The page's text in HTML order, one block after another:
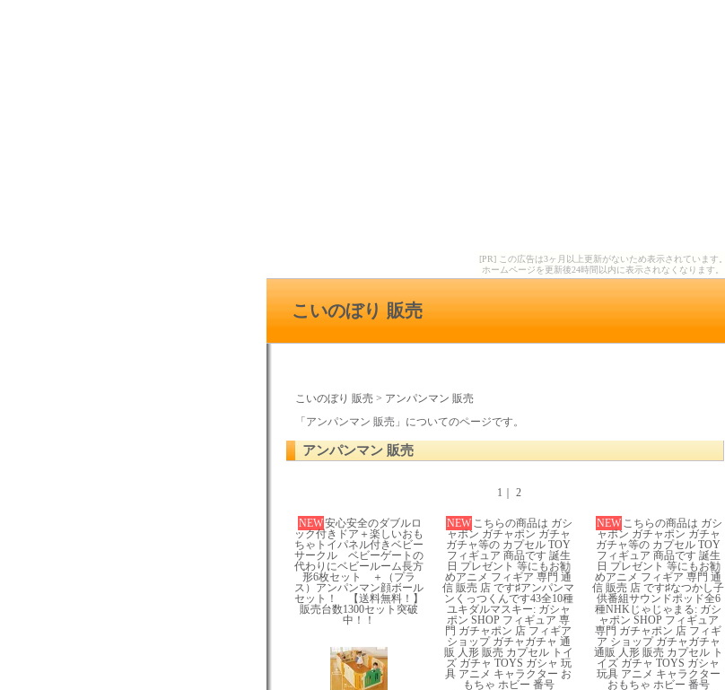
[PR] この広告は3ヶ月以上更新がないため表示されています。
ホームページを更新後24時間以内に表示されなくなります。
こいのぼり 販売
こいのぼり 販売 > アンパンマン 販売
「アンパンマン 販売」についてのページです。
アンパンマン 販売
1｜ 2
NEW安心安全のダブルロ
ック付きドア＋楽しいおも
ちゃトイパネル付きベビー
サークル ベビーゲートの
代わりにベビールーム長方
形6枚セット ＋（プラ
ス）アンパンマン顔ボール
セット！ 【送料無料！】
販売台数1300セット突破
中！！
NEW こちらの商品は ガシ
ャポン ガチャポン ガチャ
ガチャ等の カプセル TOY
フィギュア 商品です 誕生
日 プレゼント 等にもお勧
めアニメ フィギア 専門 通
信 販売 店 です♯アンパンマ
ンくっつくんです43全10種
ユキダルマスキー: ガシャ
ポン SHOP フィギュア 専
門 ガチャポン 店 フィギア
ショップ ガチャガチャ 通
販 人形 販売 カプセル トイ
ズ ガチャ TOYS ガシャ 玩
具 アニメ キャラクター お
もちゃ ホビー 番号
NEW こちらの商品は ガシ
ャポン ガチャポン ガチャ
ガチャ等の カプセル TOY
フィギュア 商品です 誕生
日 プレゼント 等にもお勧
めアニメ フィギア 専門 通
信 販売 店 です♯なつかし子
供番組サウンドポッド全6
種NHKじゃじゃまる: ガシ
ャポン SHOP フィギュア
専門 ガチャポン 店 フィギ
ア ショップ ガチャガチャ
通販 人形 販売 カプセル ト
イズ ガチャ TOYS ガシャ
玩具 アニメ キャラクター
おもちゃ ホビー 番号